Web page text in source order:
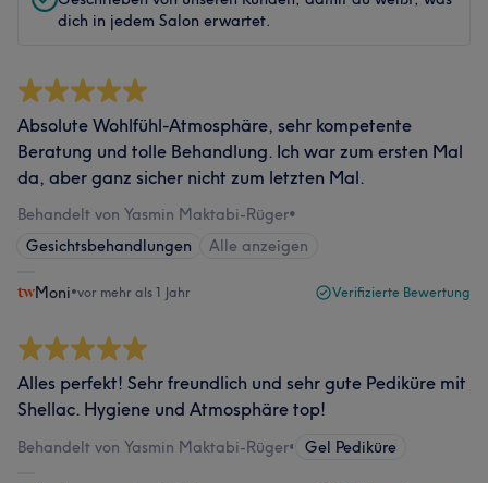
dich in jedem Salon erwartet.
Absolute Wohlfühl-Atmosphäre, sehr kompetente
Beratung und tolle Behandlung. Ich war zum ersten Mal
da, aber ganz sicher nicht zum letzten Mal.
Behandelt von Yasmin Maktabi-Rüger•
Gesichtsbehandlungen
Alle anzeigen
Moni•vor mehr als 1 Jahr Verifizierte Bewertung
Alles perfekt! Sehr freundlich und sehr gute Pediküre mit
Shellac. Hygiene und Atmosphäre top!
Behandelt von Yasmin Maktabi-Rüger• Gel Pediküre